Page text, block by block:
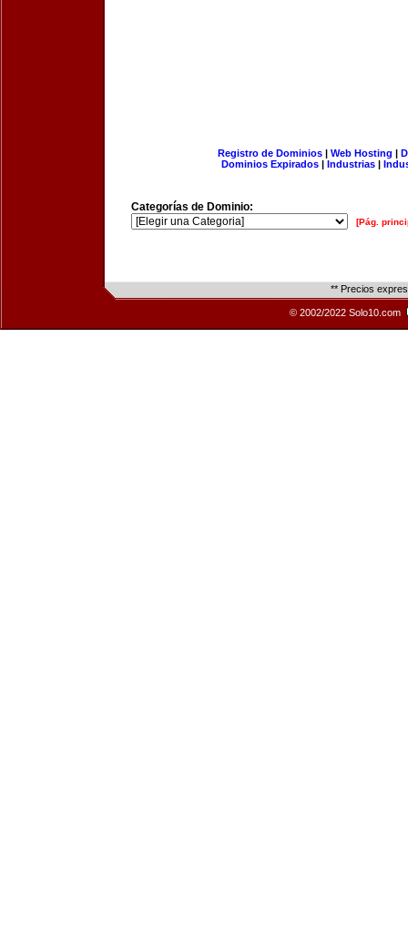
Registro de Dominios| Web Hosting |
Dominios Expirados | Industrias |
Categorías de Dominio:
[Pág.
** Precios
© 2002/2022 Solo10.com